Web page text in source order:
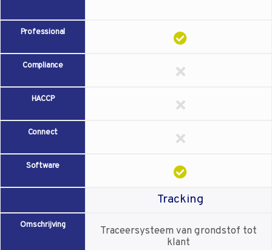
Professional
Compliance
HACCP
Connect
Software
Tracking
Omschrijving
Traceersysteem van grondstof tot
klant